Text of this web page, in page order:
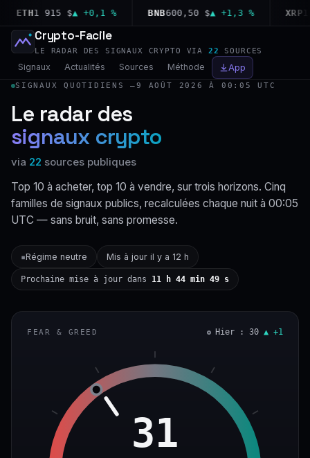
1 915 $▲ +0,1 % BNB600,50 $▲ +1,3 % XRP
Crypto-Facile
LE RADAR DES SIGNAUX CRYPTO VIA 22 SOURCES
Signaux Actualités Sources Méthode App
SIGNAUX QUOTIDIENS —9 AOÛT 2026 À 00:05 UTC
Le radar des
signaux crypto
via 22 sources publiques
Top 10 à acheter, top 10 à vendre, sur trois horizons. Cinq
familles de signaux publics, recalculées chaque nuit à 00:05
UTC — sans bruit, sans promesse.
▪Régime neutre Mis à jour il y a 12 h
Prochaine mise à jour dans 11 h 44 min 48 s
FEAR & GREED Hier : 30 ▲ +1
31